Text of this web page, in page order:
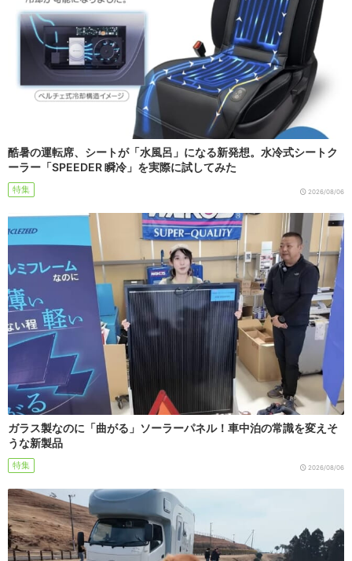
酷暑の運転席、シートが「水風呂」になる新発想。水冷式シートク
ーラー「SPEEDER 瞬冷」を実際に試してみた
特集 2026/08/06
ガラス製なのに「曲がる」ソーラーパネル！車中泊の常識を変えそ
うな新製品
特集 2026/08/06